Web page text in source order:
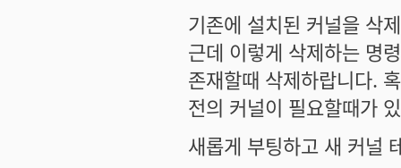
기존에 설치된 커널을 삭
근데 이렇게 삭제하는 명
존재할때 삭제하랍니다.
전의 커널이 필요할때가
새롭게 부팅하고 새 커널